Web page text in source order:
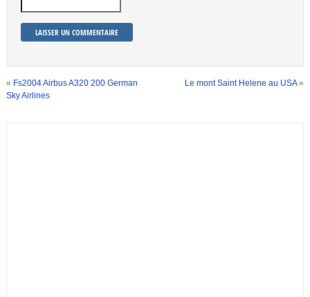
« Fs2004 Airbus A320 200 German
Sky Airlines
Le mont Saint Helene au USA»